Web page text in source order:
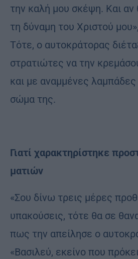
την καλή μου σκέψη. Και αν
τη δύναμη του Χριστού
Τότε, ο αυτοκράτορας
στρατιώτες να την
και με αναμμένες λαμπάδες
σώμα της.
Γιατί χαρακτηρίστηκε
ματιών
«Σου δίνω τρεις μέρες
υπακούσεις, τότε θα σε
πως την απείλησε ο
«Βασιλεύ, εκείνο που